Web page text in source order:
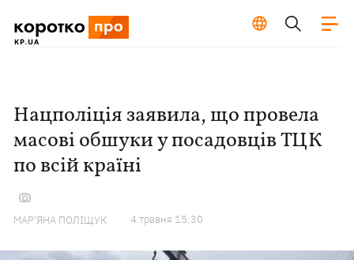
Нацполіція заявила, що провела
масові обшуки у посадовців ТЦК
по всій країні
МАР'ЯНА ПОЛІЩУК 4 травня 15:30